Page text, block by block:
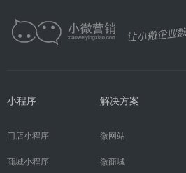
小程序
门店小程序
商城小程序
解决方案
微网站
微商城